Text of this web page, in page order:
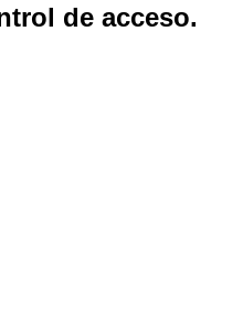
de acceso.